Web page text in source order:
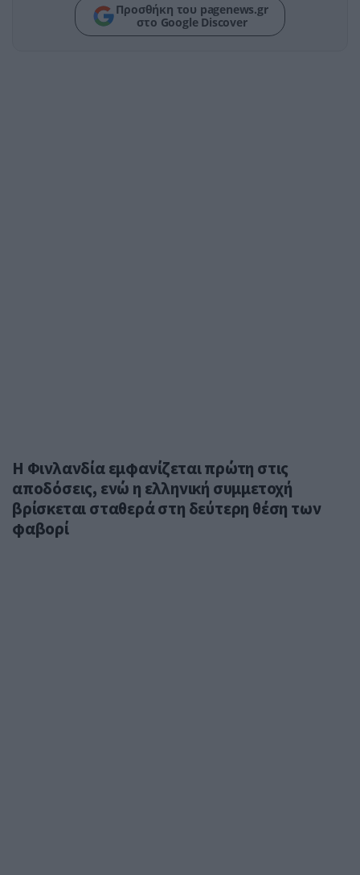
Προσθήκη του pagenews.gr
στο Google Discover
Η Φινλανδία εμφανίζεται πρώτη στις
αποδόσεις, ενώ η ελληνική συμμετοχή
βρίσκεται σταθερά στη δεύτερη θέση των
φαβορί